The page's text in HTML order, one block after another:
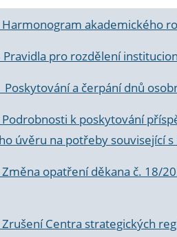
Harmonogram akademického
Pravidla pro rozdělení
a čerpání dnů
k poskytování
úvěru na potřeby související
opatření děkana č. 18/
Centra strategických